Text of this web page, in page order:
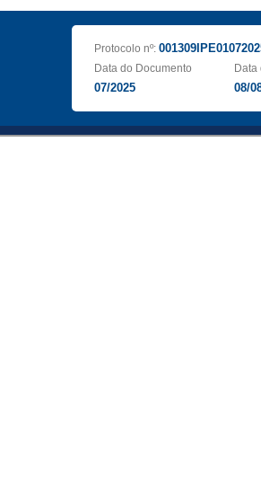
Protocolo nº:
Data do Documento
07/2025
Data
08/